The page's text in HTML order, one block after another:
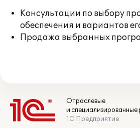
Консультации по выбору
обеспечения и вариантов
Продажа выбранных
Отраслевые
и специализированные
1С:Предприятие